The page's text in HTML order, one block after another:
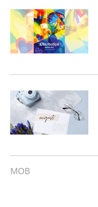
MOB